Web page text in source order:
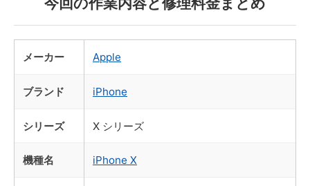
メーカー Apple
ブランド iPhone
シリーズ X シリーズ
機種名 iPhone X